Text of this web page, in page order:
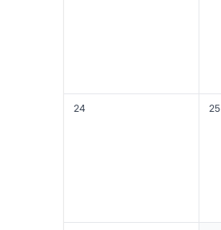
24 25